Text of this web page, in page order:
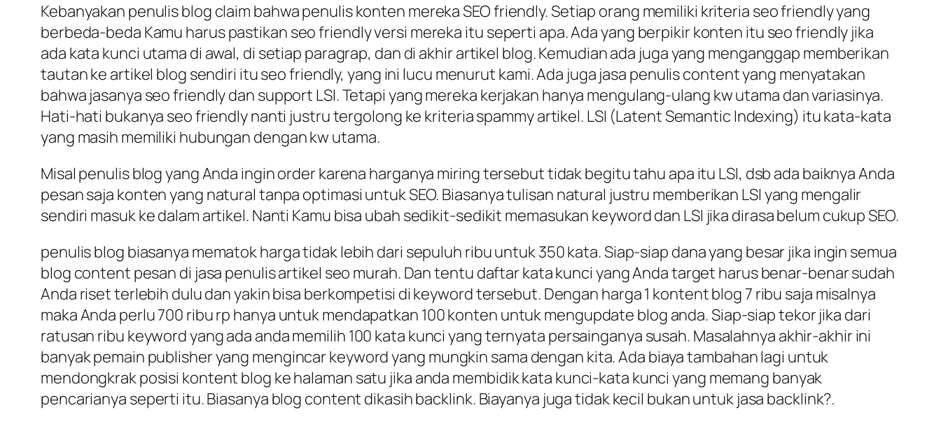
Kebanyakan penulis blog claim bahwa penulis konten mereka SEO friendly. Setiap orang memiliki kriteria seo friendly yang
berbeda-beda Kamu harus pastikan seo friendly versi mereka itu seperti apa. Ada yang berpikir konten itu seo friendly jika
ada kata kunci utama di awal, di setiap paragrap, dan di akhir artikel blog. Kemudian ada juga yang menganggap memberikan
tautan ke artikel blog sendiri itu seo friendly, yang ini lucu menurut kami. Ada juga jasa penulis content yang menyatakan
bahwa jasanya seo friendly dan support LSI. Tetapi yang mereka kerjakan hanya mengulang-ulang kw utama dan variasinya.
Hati-hati bukanya seo friendly nanti justru tergolong ke kriteria spammy artikel. LSI (Latent Semantic Indexing) itu kata-kata
yang masih memiliki hubungan dengan kw utama.
Misal penulis blog yang Anda ingin order karena harganya miring tersebut tidak begitu tahu apa itu LSI, dsb ada baiknya Anda
pesan saja konten yang natural tanpa optimasi untuk SEO. Biasanya tulisan natural justru memberikan LSI yang mengalir
sendiri masuk ke dalam artikel. Nanti Kamu bisa ubah sedikit-sedikit memasukan keyword dan LSI jika dirasa belum cukup SEO.
penulis blog biasanya mematok harga tidak lebih dari sepuluh ribu untuk 350 kata. Siap-siap dana yang besar jika ingin semua
blog content pesan di jasa penulis artikel seo murah. Dan tentu daftar kata kunci yang Anda target harus benar-benar sudah
Anda riset terlebih dulu dan yakin bisa berkompetisi di keyword tersebut. Dengan harga 1 kontent blog 7 ribu saja misalnya
maka Anda perlu 700 ribu rp hanya untuk mendapatkan 100 konten untuk mengupdate blog anda. Siap-siap tekor jika dari
ratusan ribu keyword yang ada anda memilih 100 kata kunci yang ternyata persainganya susah. Masalahnya akhir-akhir ini
banyak pemain publisher yang mengincar keyword yang mungkin sama dengan kita. Ada biaya tambahan lagi untuk
mendongkrak posisi kontent blog ke halaman satu jika anda membidik kata kunci-kata kunci yang memang banyak
pencarianya seperti itu. Biasanya blog content dikasih backlink. Biayanya juga tidak kecil bukan untuk jasa backlink?.